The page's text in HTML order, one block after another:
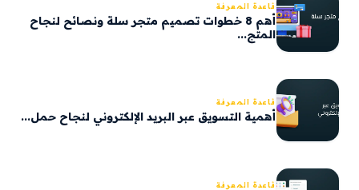
قاعدة المعرفة
أهم 8 خطوات تصميم متجر سلة ونصائح لنجاح
المتج...
قاعدة المعرفة
أهمية التسويق عبر البريد الإلكتروني لنجاح حمل...
قاعدة المعرفة